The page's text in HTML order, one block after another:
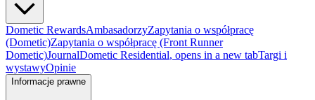
Dometic RewardsAmbasadorzyZapytania o współpracę
(Dometic)Zapytania o współpracę (Front Runner
Dometic)JournalDometic Residential, opens in a new tabTargi i
wystawyOpinie
Informacje prawne